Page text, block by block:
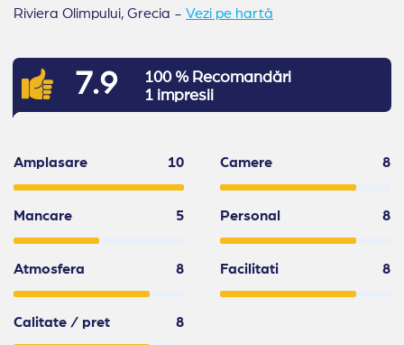
Riviera Olimpului, Grecia - Vezi pe hartă
7.9
100 % Recomandări
1 impresii
Amplasare 10 Camere 8
Mancare 5 Personal 8
Atmosfera 8 Facilitati 8
Calitate / pret 8